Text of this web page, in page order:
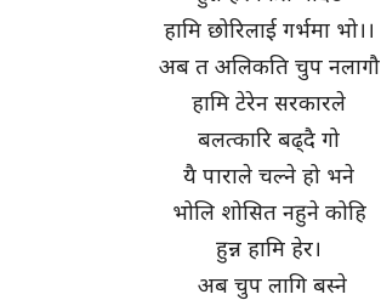
हामि छोरिलाई गर्भमा भो।।
अब त अलिकति चुप नलागौ
हामि टेरेन सरकारले
बलत्कारि बढ्दै गो
यै पाराले चल्ने हो भने
भोलि शोसित नहुने कोहि
हुन्न हामि हेर।
अब चुप लागि बस्ने